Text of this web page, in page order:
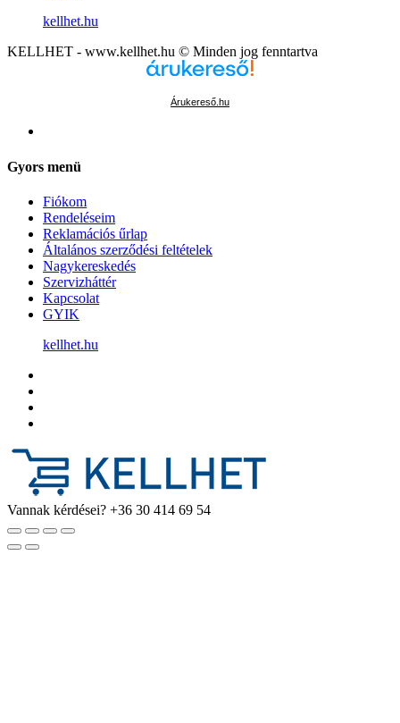
kellhet.hu
KELLHET - www.kellhet.hu © Minden jog fenntartva
Árukereső.hu
Gyors menü
Fiókom
Rendeléseim
Reklamációs űrlap
Általános szerződési feltételek
Nagykereskedés
Szervizháttér
Kapcsolat
GYIK
kellhet.hu
Vannak kérdései? +36 30 414 69 54